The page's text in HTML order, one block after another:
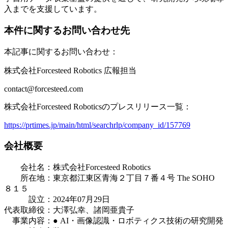
入までを支援しています。
本件に関するお問い合わせ先
本記事に関するお問い合わせ：
株式会社Forcesteed Robotics 広報担当
contact@forcesteed.com
株式会社Forcesteed Roboticsのプレスリリース⼀覧：
https://prtimes.jp/main/html/searchrlp/company_id/157769
会社概要
会社名：株式会社Forcesteed Robotics
所在地：東京都江東区青海２丁目７番４号 The SOHO
８１５
設立：2024年07月29日
代表取締役：大澤弘幸、諸岡亜貴子
事業内容：● AI・画像認識・ロボティクス技術の研究開発